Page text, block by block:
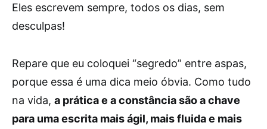
Eles escrevem sempre, todos os dias, sem
desculpas!
Repare que eu coloquei “segredo” entre aspas,
porque essa é uma dica meio óbvia. Como tudo
na vida, a prática e a constância são a chave
para uma escrita mais ágil, mais fluida e mais